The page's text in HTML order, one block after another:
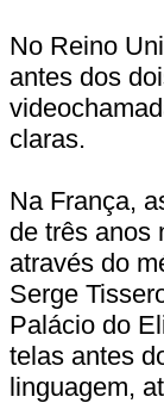
No Reino
antes dos
claras.
Na França,
de três anos
através do
Serge
Palácio do
telas antes
linguagem,